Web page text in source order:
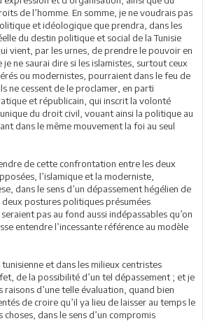
de l’homme. En somme, je ne voudrais pas
et idéologique que prendra, dans les
du destin politique et social de la Tunisie
vient, par les urnes, de prendre le pouvoir en
ne saurai dire si les islamistes, surtout ceux
ou modernistes, pourraient dans le feu de
ne cessent de le proclamer, en parti
et républicain, qui inscrit la volonté
du droit civil, vouant ainsi la politique au
dans le même mouvement la foi au seul
de cette confrontation entre les deux
l’islamique et la moderniste,
dans le sens d’un dépassement hégélien de
postures politiques présumées
pas au fond aussi indépassables qu’on
entendre l’incessante référence au modèle
et dans les milieux centristes
de la possibilité d’un tel dépassement ; et je
d’une telle évaluation, quand bien
de croire qu’il ya lieu de laisser au temps le
dans le sens d’un compromis